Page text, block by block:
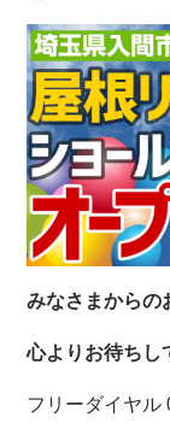
みなさまからの
心よりお待ちし
フリーダイヤル